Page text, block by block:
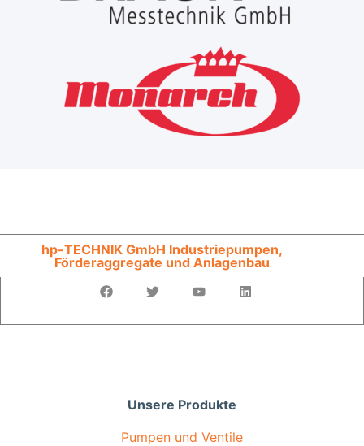
hp-TECHNIK GmbH Industriepumpen,
Förderaggregate und Anlagenbau
Unsere Produkte
Pumpen und Ventile